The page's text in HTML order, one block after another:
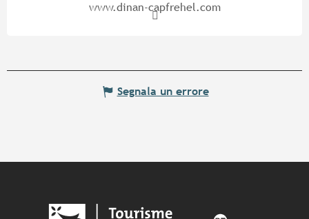
www.dinan-capfrehel.com
Segnala un errore